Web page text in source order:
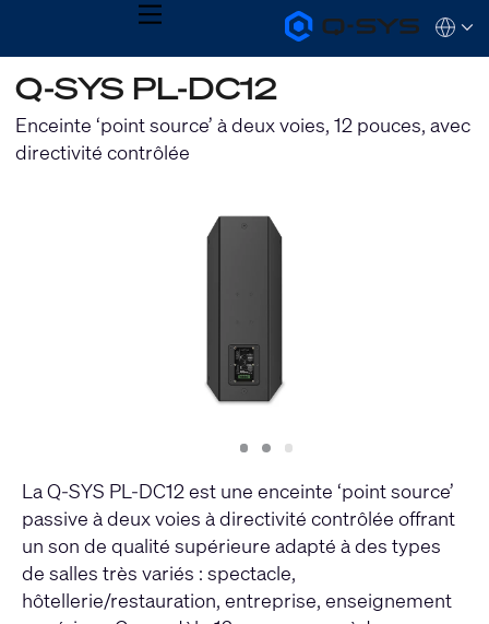
Q-
SYS
MENU
QSYS.com (English)
India (English)
Deutsch
Español
Français
Q-SYS PL-DC12
Enceinte ‘point source’ à deux voies, 12 pouces, avec
directivité contrôlée
Slide
1 Slide
2 Slide
3
La Q-SYS PL-DC12 est une enceinte ‘point source’
passive à deux voies à directivité contrôlée offrant
un son de qualité supérieure adapté à des types
de salles très variés : spectacle,
hôtellerie/restauration, entreprise, enseignement